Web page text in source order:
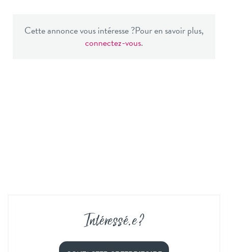
Cette annonce vous intéresse ?Pour en savoir plus,
connectez-vous.
Intéressé.e ?